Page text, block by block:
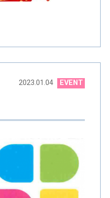
EVENT
2023.01.04